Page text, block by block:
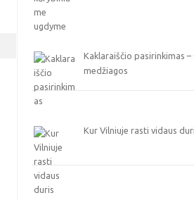
Kaklaraiščio pasirinkimas –
medžiagos
Kur Vilniuje rasti vidaus